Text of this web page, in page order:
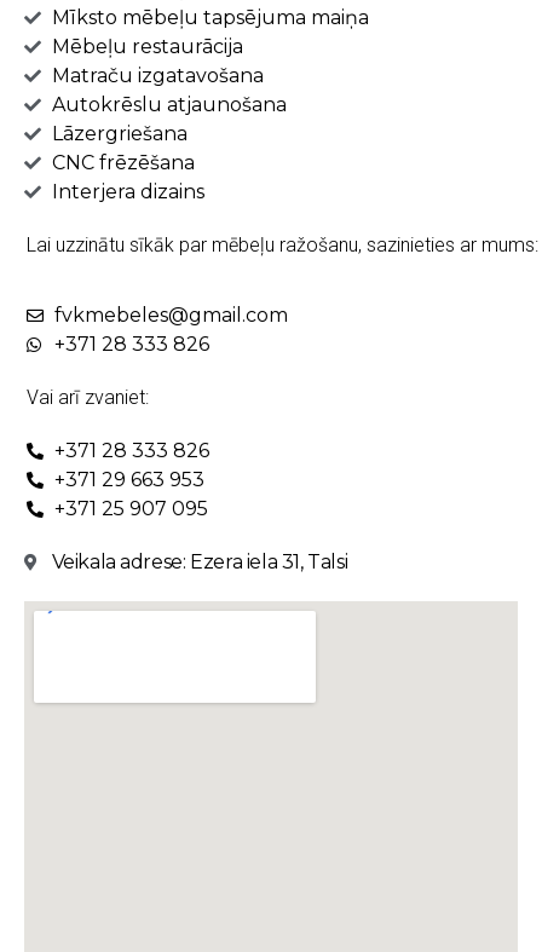
Mīksto mēbeļu tapsējuma maiņa
Mēbeļu restaurācija
Matraču izgatavošana
Autokrēslu atjaunošana
Lāzergriešana
CNC frēzēšana
Interjera dizains
Lai uzzinātu sīkāk par mēbeļu ražošanu, sazinieties ar mums:
fvkmebeles@gmail.com
+371 28 333 826
Vai arī zvaniet:
+371 28 333 826
+371 29 663 953
+371 25 907 095
Veikala adrese: Ezera iela 31, Talsi